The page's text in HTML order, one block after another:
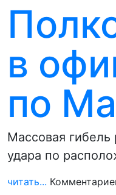
в
по
Массовая гибель
удара по
читать...